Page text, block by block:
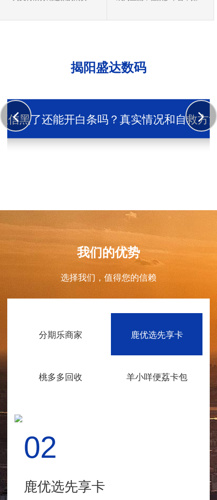
力、积···
的···
揭阳盛达数码
信黑了还能开白条吗？真实情况和自救方
我们的优势
选择我们，值得您的信赖
分期乐商家 鹿优选先享卡
桃多多回收 羊小咩便荔卡包
02
鹿优选先享卡